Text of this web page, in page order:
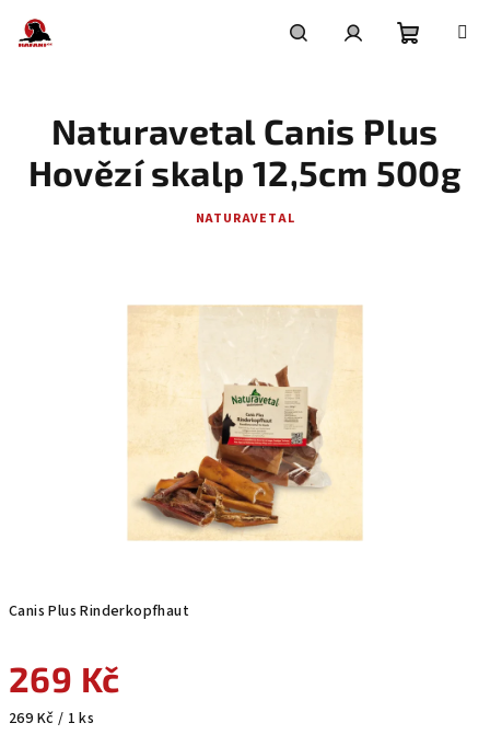
obsah
košík
Canis Plus Rinderkopfhaut
269 Kč
Měrná
269 Kč / 1 ks
Naturavetal Canis Plus
Hovězí skalp 12,5cm 500g
NATURAVETAL